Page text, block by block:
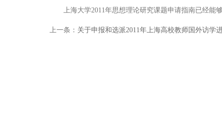
上海大学2011年思想理论研究课题申请指南已经能
上一条： 关于申报和选派2011年上海高校教师国外访学